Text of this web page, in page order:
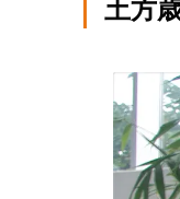
土方